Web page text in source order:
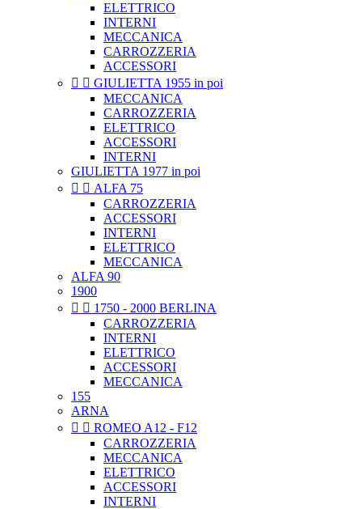
ELETTRICO
INTERNI
MECCANICA
CARROZZERIA
ACCESSORI
  GIULIETTA 1955 in poi
MECCANICA
CARROZZERIA
ELETTRICO
ACCESSORI
INTERNI
GIULIETTA 1977 in poi
  ALFA 75
CARROZZERIA
ACCESSORI
INTERNI
ELETTRICO
MECCANICA
ALFA 90
1900
  1750 - 2000 BERLINA
CARROZZERIA
INTERNI
ELETTRICO
ACCESSORI
MECCANICA
155
ARNA
  ROMEO A12 - F12
CARROZZERIA
MECCANICA
ELETTRICO
ACCESSORI
INTERNI